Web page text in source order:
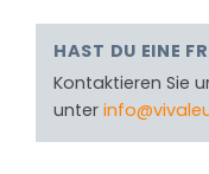
HAST DU EINE
Kontaktieren Sie
unter